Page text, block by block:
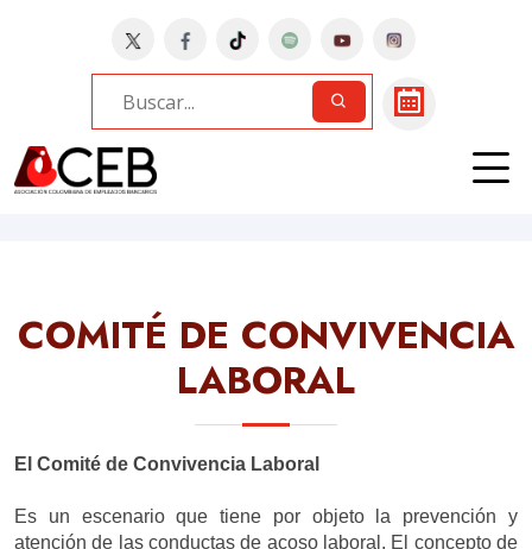
Bancos
PORVENIR | COMITÉ
CONVIVENCIA
COMITÉ DE CONVIVENCIA
LABORAL
El Comité de Convivencia Laboral
Es un escenario que tiene por objeto la prevención y
atención de las conductas de acoso laboral. El concepto de